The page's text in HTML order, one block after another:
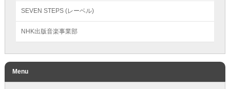
SEVEN STEPS (レーベル)
NHK出版音楽事業部
Menu